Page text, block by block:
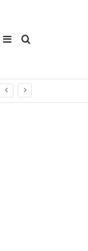
Sidebar
Traži